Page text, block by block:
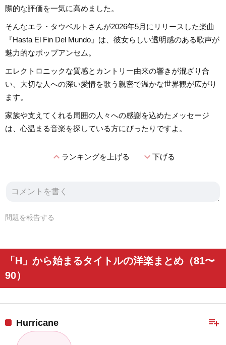
際的な評価を一気に高めました。
そんなエラ・タウベルトさんが2026年5月にリリースした楽曲
『Hasta El Fin Del Mundo』は、彼女らしい透明感のある歌声が
魅力的なポップアンセム。
エレクトロニックな質感とカントリー由来の響きが混ざり合
い、大切な人への深い愛情を歌う親密で温かな世界観が広がり
ます。
家族や支えてくれる周囲の人々への感謝を込めたメッセージ
は、心温まる音楽を探している方にぴったりですよ。
expand_lessランキングを上げる expand_more下げる
問題を報告する
「H」から始まるタイトルの洋楽まとめ（81〜
90）
playlist_add
Hurricane